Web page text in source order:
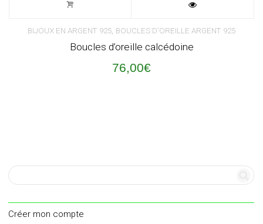
BIJOUX EN ARGENT 925, BOUCLES D'OREILLE ARGENT 925
Boucles d’oreille calcédoine
76,00€
Créer mon compte